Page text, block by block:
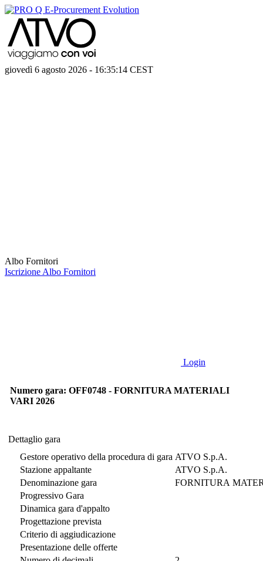
giovedì 6 agosto 2026 - 16:35:14 CEST
Albo Fornitori
Iscrizione Albo Fornitori
Login
Numero gara: OFF0748 - FORNITURA MATERIALI
VARI 2026
Dettaglio gara
Gestore operativo della procedura di gara ATVO S.p.A.
Stazione appaltante
ATVO S.p.A.
Denominazione gara
FORNITURA
Progressivo Gara
Dinamica gara d'appalto
Progettazione prevista
Criterio di aggiudicazione
Presentazione delle offerte